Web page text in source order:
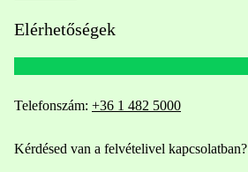
Elérhetőségek
Telefonszám: +36 1 482 5000
Kérdésed van a felvételivel kapcsolatban?